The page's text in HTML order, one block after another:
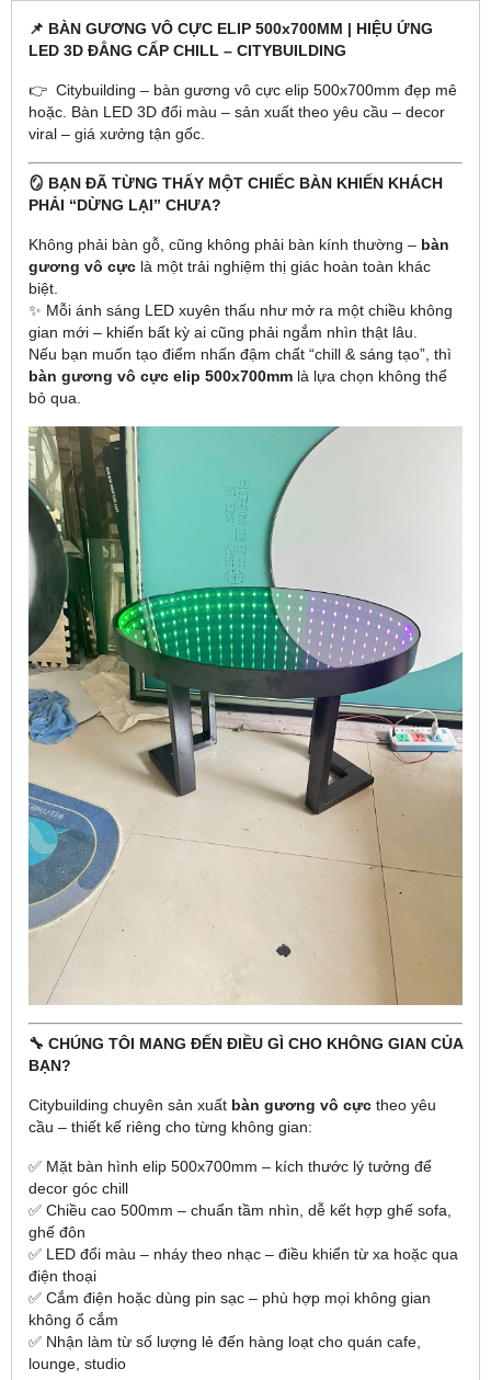
📌 BÀN GƯƠNG VÔ CỰC ELIP 500x700MM | HIỆU ỨNG
LED 3D ĐẲNG CẤP CHILL – CITYBUILDING
👉 Citybuilding – bàn gương vô cực elip 500x700mm đẹp mê
hoặc. Bàn LED 3D đổi màu – sản xuất theo yêu cầu – decor
viral – giá xưởng tận gốc.
🪞 BẠN ĐÃ TỪNG THẤY MỘT CHIẾC BÀN KHIẾN KHÁCH
PHẢI “DỪNG LẠI” CHƯA?
Không phải bàn gỗ, cũng không phải bàn kính thường – bàn
gương vô cực là một trải nghiệm thị giác hoàn toàn khác
biệt.
✨ Mỗi ánh sáng LED xuyên thấu như mở ra một chiều không
gian mới – khiến bất kỳ ai cũng phải ngắm nhìn thật lâu.
Nếu bạn muốn tạo điểm nhấn đậm chất “chill & sáng tạo”, thì
bàn gương vô cực elip 500x700mm là lựa chọn không thể
bỏ qua.
🔧 CHÚNG TÔI MANG ĐẾN ĐIỀU GÌ CHO KHÔNG GIAN CỦA
BẠN?
Citybuilding chuyên sản xuất bàn gương vô cực theo yêu
cầu – thiết kế riêng cho từng không gian:
✅ Mặt bàn hình elip 500x700mm – kích thước lý tưởng để
decor góc chill
✅ Chiều cao 500mm – chuẩn tầm nhìn, dễ kết hợp ghế sofa,
ghế đôn
✅ LED đổi màu – nháy theo nhạc – điều khiển từ xa hoặc qua
điện thoại
✅ Cắm điện hoặc dùng pin sạc – phù hợp mọi không gian
không ổ cắm
✅ Nhận làm từ số lượng lẻ đến hàng loạt cho quán cafe,
lounge, studio